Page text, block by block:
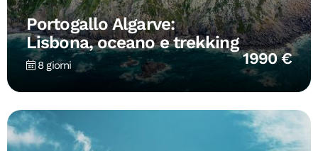
Portogallo Algarve:
Lisbona, oceano e trekking
8 giorni 1990 €